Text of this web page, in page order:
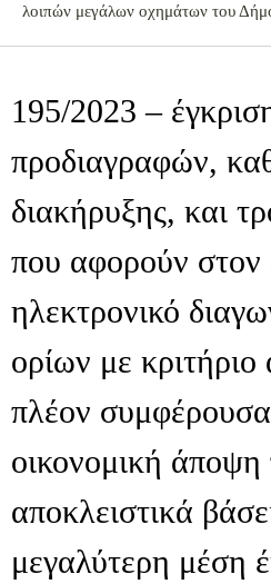
λοιπών μεγάλων οχημάτων του
195/2023 –
προδιαγραφών,
διακήρυξης, και
που αφορούν στον
ηλεκτρονικό
ορίων με
πλέον
οικονομική
αποκλειστικά
μεγαλύτερη μέση